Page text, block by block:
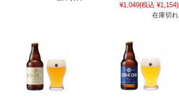
¥1,049(税込 ¥1,154)
在庫切れ